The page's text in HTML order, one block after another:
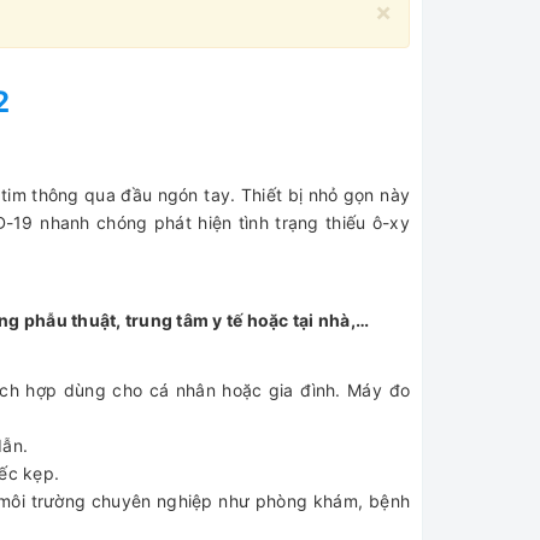
×
thông qua đầu ngón tay. Thiết bị nhỏ gọn này
19 nhanh chóng phát hiện tình trạng thiếu ô-xy
phẫu thuật, trung tâm y tế hoặc tại nhà,…
hợp dùng cho cá nhân hoặc gia đình. Máy đo
kẹp.
trường chuyên nghiệp như phòng khám, bệnh